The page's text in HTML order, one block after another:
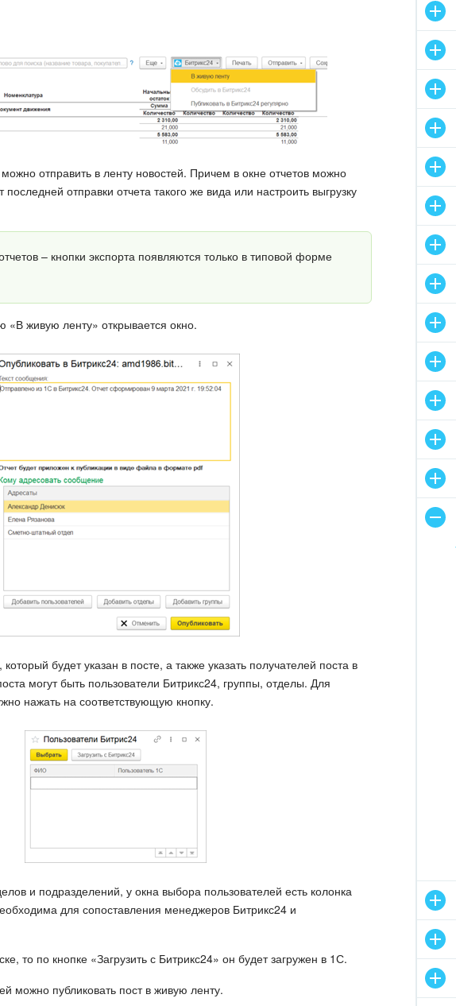
отправить в ленту новостей. Причем в окне отчетов можно
отправки отчета такого же вида или настроить выгрузку
– кнопки экспорта появляются только в типовой форме
«В живую ленту» открывается окно.
который будет указан в посте, а также указать получателей поста в
могут быть пользователи Битрикс24, группы, отделы. Для
нажать на соответствующую кнопку.
и подразделений, у окна выбора пользователей есть колонка
для сопоставления менеджеров Битрикс24 и
то по кнопке «Загрузить с Битрикс24» он будет загружен в 1С.
можно публиковать пост в живую ленту.